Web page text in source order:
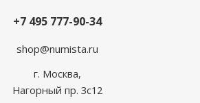
+7 495 777-90-34
shop@numista.ru
г. Москва,
Нагорный пр. 3с12